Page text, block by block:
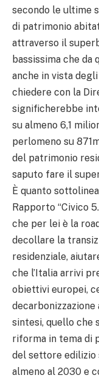
secondo le ultime
di patrimonio
attraverso il
bassissima che da
anche in vista
chiedere con la
significherebbe
su almeno 6,1
perlomeno su
del patrimonio
saputo fare il
È quanto
Rapporto “Civico
che per lei è la
decollare la
residenziale,
che l’Italia arrivi
obiettivi europei,
sintesi, quello che
riforma in tema di
del settore edilizio
almeno al 2030 e